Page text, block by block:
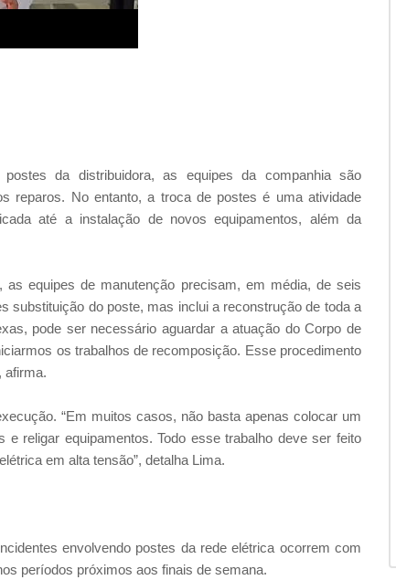
da distribuidora, as equipes da companhia são
reparos. No entanto, a troca de postes é uma atividade
até a instalação de novos equipamentos, além da
equipes de manutenção precisam, em média, de seis
substituição do poste, mas inclui a reconstrução de toda a
pode ser necessário aguardar a atuação do Corpo de
os trabalhos de recomposição. Esse procedimento
afirma.
“Em muitos casos, não basta apenas colocar um
religar equipamentos. Todo esse trabalho deve ser feito
em alta tensão”, detalha Lima.
envolvendo postes da rede elétrica ocorrem com
períodos próximos aos finais de semana.